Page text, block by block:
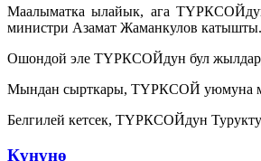
Маалыматка ылайык, ага
министри Азамат Жаманкулов катышты.
Ошондой эле ТҮРКСОЙдун бул
Мындан сырткары, ТҮРКСОЙ уюмуна
Белгилей кетсек, ТҮРКСОЙдун
Күнүнө